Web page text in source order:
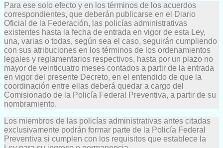
Para ese solo efecto y en los términos de los acuerdos
correspondientes, que deberán publicarse en el Diario
Oficial de la Federación, las policías administrativas
existentes hasta la fecha de entrada en vigor de esta Ley,
una, varias o todas, según sea el caso, seguirán cumpliendo
con sus atribuciones en los términos de los ordenamientos
legales y reglamentarios respectivos, hasta por un plazo no
mayor de veinticuatro meses contados a partir de la entrada
en vigor del presente Decreto, en el entendido de que la
coordinación entre ellas deberá quedar a cargo del
Comisionado de la Policía Federal Preventiva, a partir de su
nombramiento.
Los miembros de las policías administrativas antes citadas
exclusivamente podrán formar parte de la Policía Federal
Preventiva si cumplen con los requisitos que establece la